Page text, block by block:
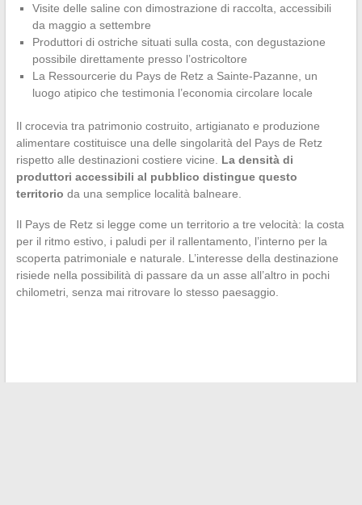
Visite delle saline con dimostrazione di raccolta, accessibili
da maggio a settembre
Produttori di ostriche situati sulla costa, con degustazione
possibile direttamente presso l’ostricoltore
La Ressourcerie du Pays de Retz a Sainte-Pazanne, un
luogo atipico che testimonia l’economia circolare locale
Il crocevia tra patrimonio costruito, artigianato e produzione
alimentare costituisce una delle singolarità del Pays de Retz
rispetto alle destinazioni costiere vicine. La densità di
produttori accessibili al pubblico distingue questo
territorio da una semplice località balneare.
Il Pays de Retz si legge come un territorio a tre velocità: la costa
per il ritmo estivo, i paludi per il rallentamento, l’interno per la
scoperta patrimoniale e naturale. L’interesse della destinazione
risiede nella possibilità di passare da un asse all’altro in pochi
chilometri, senza mai ritrovare lo stesso paesaggio.